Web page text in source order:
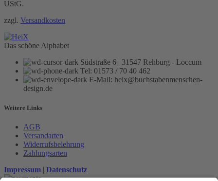
UStG.
zzgl. Versandkosten
Das schöne Alphabet
Südstraße 6 | 31547 Rehburg - Loccum
Tel: 01573 / 70 40 462
E-Mail: heix@buchstabenmenschen-
design.de
Weitere Links
AGB
Versandarten
Widerrufsbelehrung
Zahlungsarten
Impressum | Datenschutz